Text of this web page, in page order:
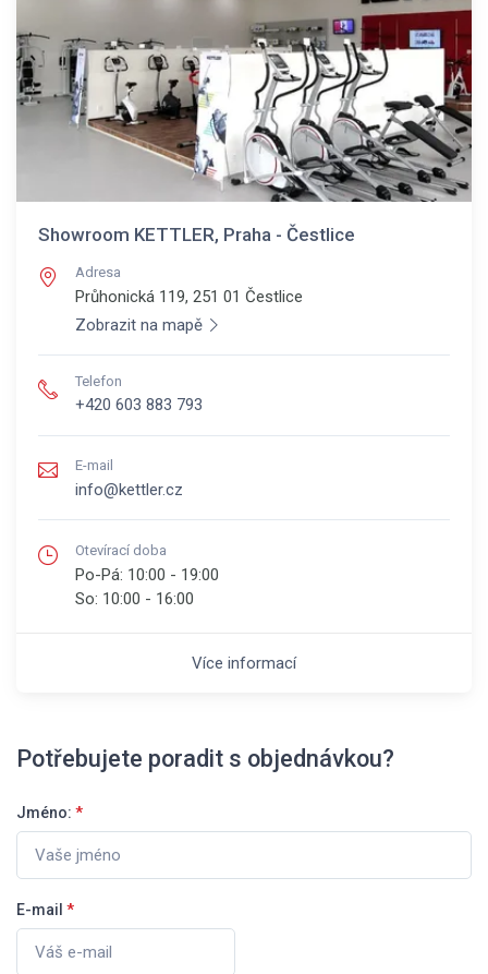
Showroom KETTLER, Praha - Čestlice
Adresa
Průhonická 119, 251 01 Čestlice
Zobrazit na mapě
Telefon
+420 603 883 793
E-mail
info@kettler.cz
Otevírací doba
Po-Pá: 10:00 - 19:00
So: 10:00 - 16:00
Více informací
Potřebujete poradit s objednávkou?
Jméno: *
E-mail *